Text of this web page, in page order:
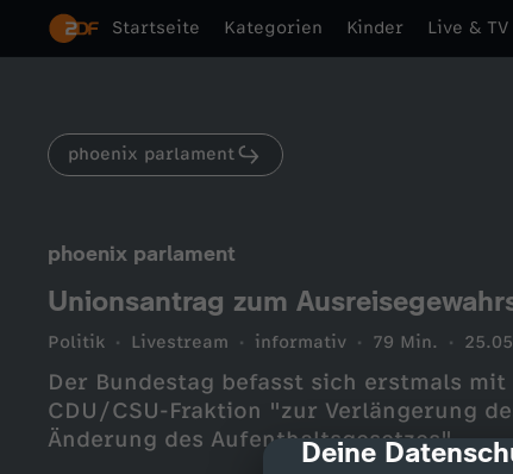
cmp-dialog-
Deine
Startseite Kategorien Kinder Live & TV
phoenix parlament
phoenix parlament
Unionsantrag zum
Politik Livestream informativ 79 Min.
Der Bundestag befasst sich erstmals
CDU/CSU-Fraktion "zur Verlängerung
Änderung des Aufenthaltsgesetzes".